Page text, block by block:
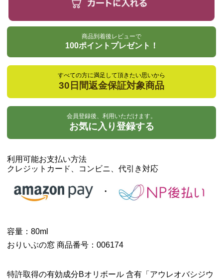
商品到着後レビューで
100ポイントプレゼント！
すべての方に満足して頂きたい思いから
30日間返金保証対象商品
会員登録後、利用いただけます。
お気に入り登録する
利用可能お支払い方法
クレジットカード、コンビニ、代引き対応
容量：80ml
おりいぶの窓 商品番号：006174
特許取得の有効成分Bオリボール 含有「アウレオバシジウ